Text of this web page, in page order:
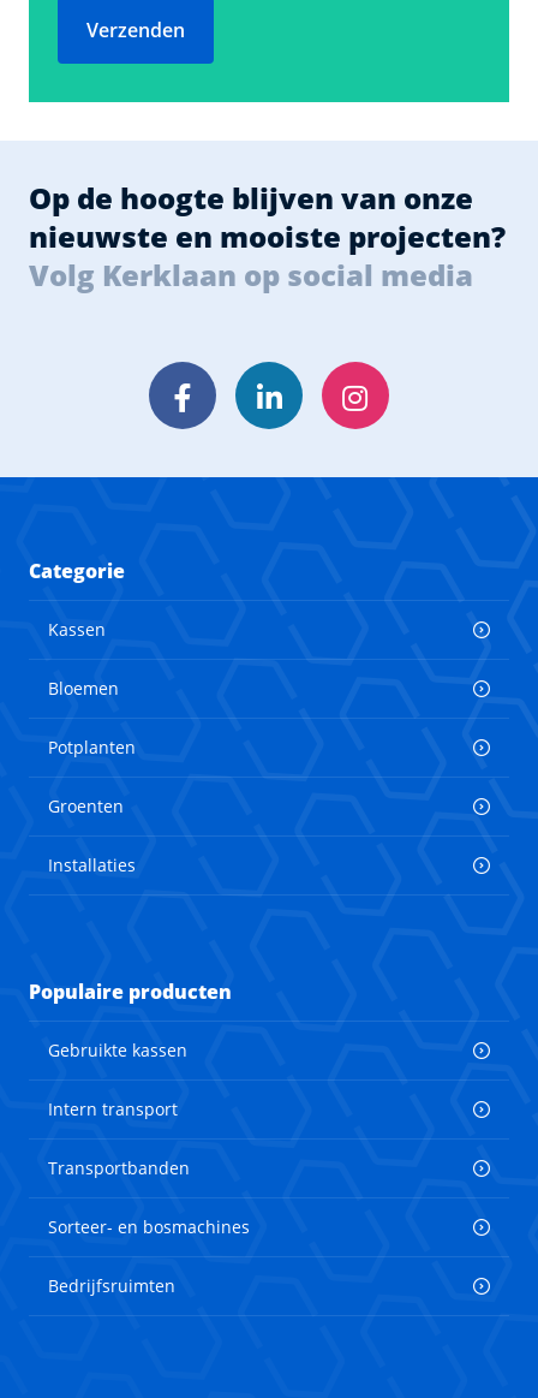
Verzenden
Op de hoogte blijven van onze
nieuwste en mooiste projecten?
Volg Kerklaan op social media
FacebookLinkedInInstagram
Categorie
Kassen
Bloemen
Potplanten
Groenten
Installaties
Populaire producten
Gebruikte kassen
Intern transport
Transportbanden
Sorteer- en bosmachines
Bedrijfsruimten